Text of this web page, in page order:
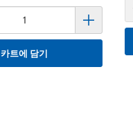
카트에 담기